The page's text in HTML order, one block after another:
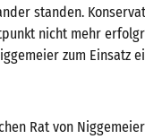
standen.
nicht mehr
zum Einsatz
Rat von